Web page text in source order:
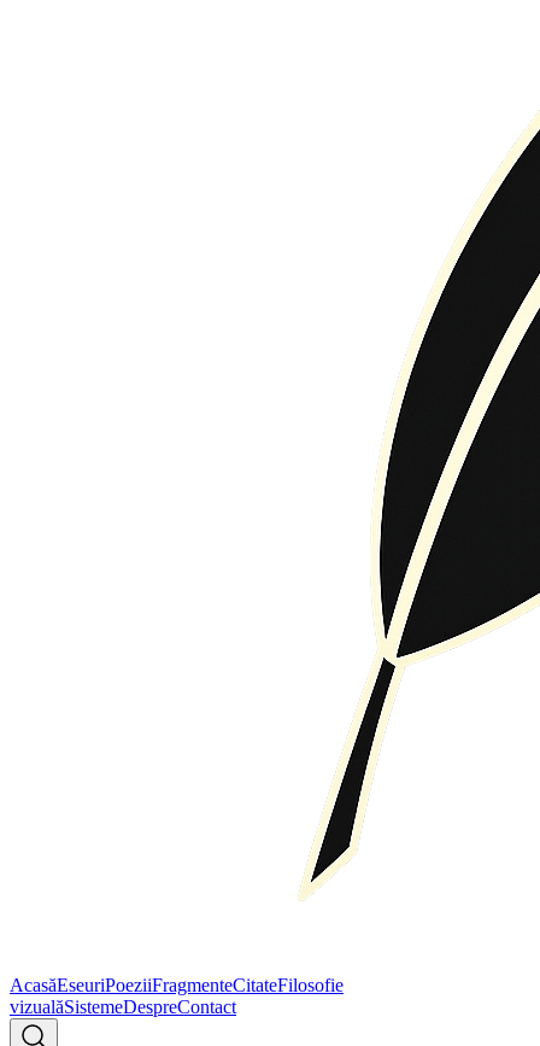
AcasăEseuriPoeziiFragmenteCitateFilosofie
vizualăSistemeDespreContact